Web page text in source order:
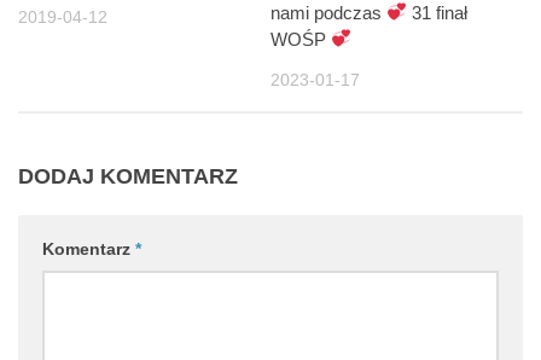
2019-04-12
nami podczas
31 finał
WOŚP
2023-01-17
DODAJ KOMENTARZ
Komentarz *